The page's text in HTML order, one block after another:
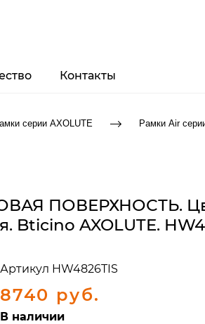
Контакты
серии AXOLUTE Рамки Air
ПОВЕРХНОСТЬ.
Bticino AXOLUTE.
Артикул HW4826TIS
8740 руб.
В наличии